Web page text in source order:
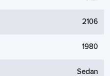
2106
1980
Sedan